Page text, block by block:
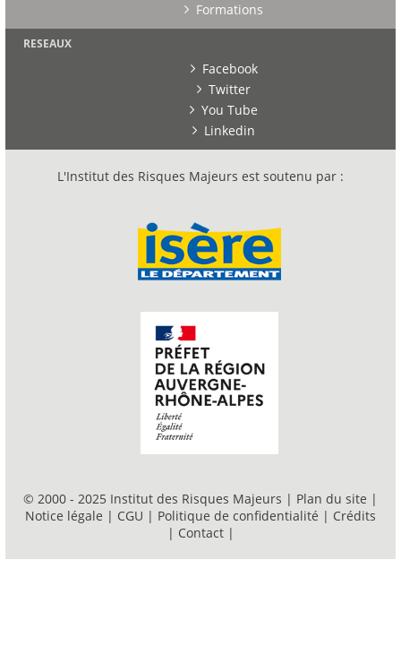
Formations
RESEAUX
Facebook
Twitter
You Tube
Linkedin
L'Institut des Risques Majeurs est soutenu par :
© 2000 - 2025 Institut des Risques Majeurs | Plan du site |
Notice légale | CGU | Politique de confidentialité | Crédits
| Contact |